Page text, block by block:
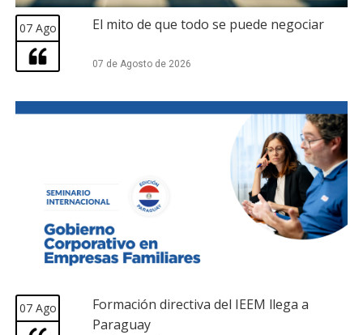
07 Ago El mito de que todo se puede negociar
07 de Agosto de 2026
07 Ago
Formación directiva del IEEM llega a
Paraguay